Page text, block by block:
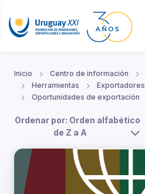
Inicio Centro de información
Herramientas
Exportadores
Oportunidades de exportación
Ordenar por: Orden alfabético
de Z a A